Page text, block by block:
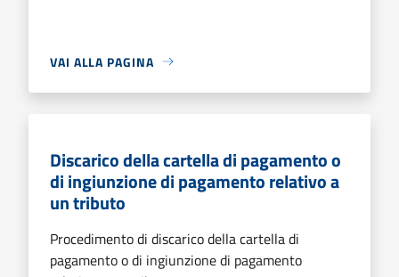
VAI ALLA PAGINA
Discarico della cartella di pagamento o
di ingiunzione di pagamento relativo a
un tributo
Procedimento di discarico della cartella di
pagamento o di ingiunzione di pagamento